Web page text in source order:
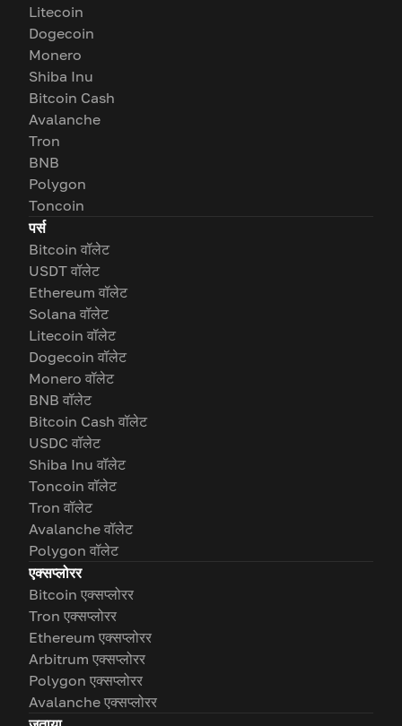
Litecoin
Dogecoin
Monero
Shiba Inu
Bitcoin Cash
Avalanche
Tron
BNB
Polygon
Toncoin
पर्स
Bitcoin वॉलेट
USDT वॉलेट
Ethereum वॉलेट
Solana वॉलेट
Litecoin वॉलेट
Dogecoin वॉलेट
Monero वॉलेट
BNB वॉलेट
Bitcoin Cash वॉलेट
USDC वॉलेट
Shiba Inu वॉलेट
Toncoin वॉलेट
Tron वॉलेट
Avalanche वॉलेट
Polygon वॉलेट
एक्सप्लोरर
Bitcoin एक्सप्लोरर
Tron एक्सप्लोरर
Ethereum एक्सप्लोरर
Arbitrum एक्सप्लोरर
Polygon एक्सप्लोरर
Avalanche एक्सप्लोरर